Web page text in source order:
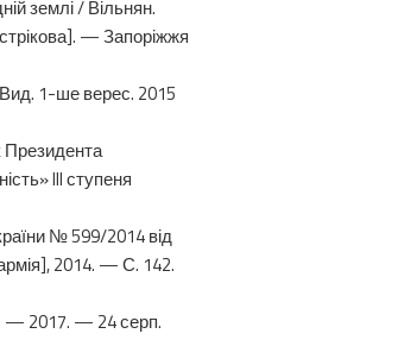
землі / Вільнян.
— Запоріжжя
1-ше верес. 2015
Президента
III ступеня
№ 599/2014 від
2014. — С. 142.
— 2017. — 24 серп.